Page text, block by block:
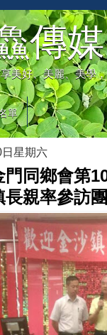
傳媒
美好、美麗、美學
單
星期六
門同鄉會第
長親率參訪團